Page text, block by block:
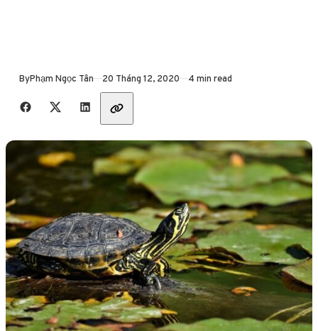
ByPhạm Ngọc Tân Published
20 Tháng 12, 2020 4 min read
Share with friends